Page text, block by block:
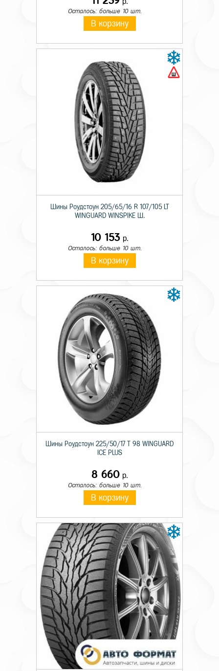
Осталось: больше 10 шт.
В корзину
Шины Роудстоун 205/65/16 R 107/105 LT
WINGUARD WINSPIKE Ш.
10 153р.
Осталось: больше 10 шт.
В корзину
Шины Роудстоун 225/50/17 T 98 WINGUARD
ICE PLUS
8 660р.
Осталось: больше 10 шт.
В корзину